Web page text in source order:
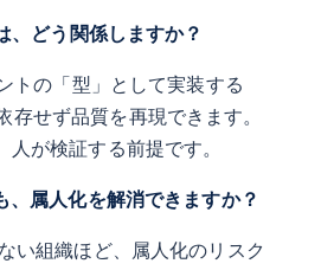
、どう関係しますか？
トの「型」として実装する
存せず品質を再現できます。
が検証する前提です。
、属人化を解消できますか？
い組織ほど、属人化のリスク